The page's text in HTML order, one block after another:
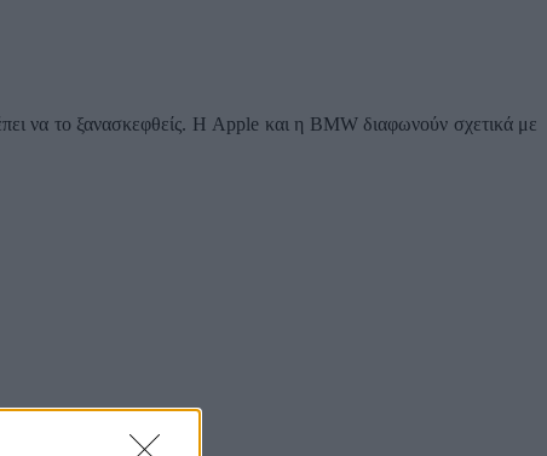
να το ξανασκεφθείς. Η Apple και η BMW διαφωνούν σχετικά με